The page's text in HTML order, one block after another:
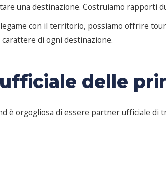
una destinazione. Costruiamo rapporti
con il territorio, possiamo offrire
di ogni destinazione.
delle
è orgogliosa di essere partner ufficiale di